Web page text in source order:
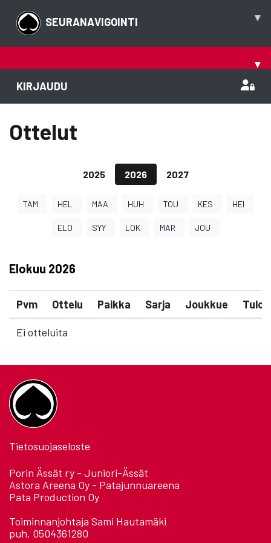
SEURANAVIGOINTI ▾
▾
KIRJAUDU
Ottelut
2025 2026 2027
TAM HEL MAA HUH TOU KES HEI
ELO SYY LOK MAR JOU
Elokuu 2026
Pvm Ottelu Paikka Sarja Joukkue Tulos
Ei otteluita
Tietosuojaseloste
Porin Ässät ry - Juniori-Ässät
Astora Areena Oy - Patajunnuareena
Pata Production Oy
Toiminnanjohtaja Sami Hautamäki
puh. 0504361280